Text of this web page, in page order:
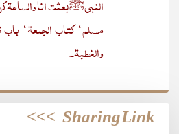
النبیﷺ بعثت انا
مسلم‘ کتاب الجمعۃ‘
والخطبۃ۔
Sharing Link
>>>